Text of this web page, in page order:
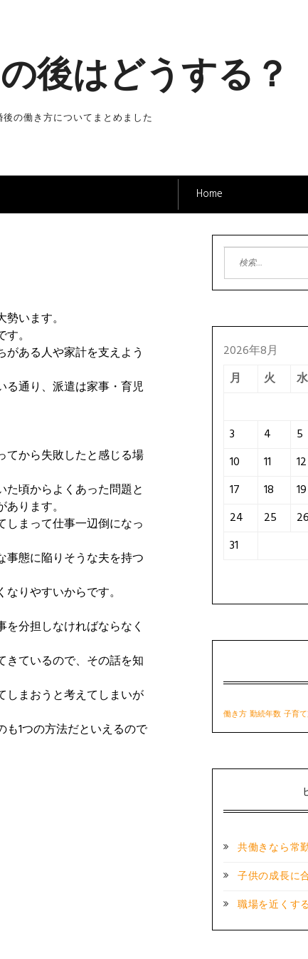
後はどうする？
後の働き方についてまとめました
Home
います。
。
ある人や家計を支えよう
る通り、派遣は家事・育児
てから失敗したと感じる場
頃からよくあった問題と
ります。
しまって仕事一辺倒になっ
事態に陥りそうな夫を持つ
りやすいからです。
分担しなければならなく
きているので、その話を知
しまおうと考えてしまいが
1つの方法だといえるので
検
2026年8月
月
火 水
3
4 5
10
11 12
17
18 19
24
25 26
31
働き方 勤続年数 子育
共働きなら常
子供の成長に
職場を近くす